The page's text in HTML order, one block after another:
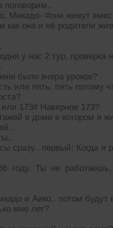
Микадо- #они живут
она и её родители
у нас 2 тур, проверка
было вчера уроков?
или пять, пять потому
173# Наверное 173?
в доме в котором я
сразу.. первый: Когда я
году, Ты не
и Аико.. потом будут
мне лет?